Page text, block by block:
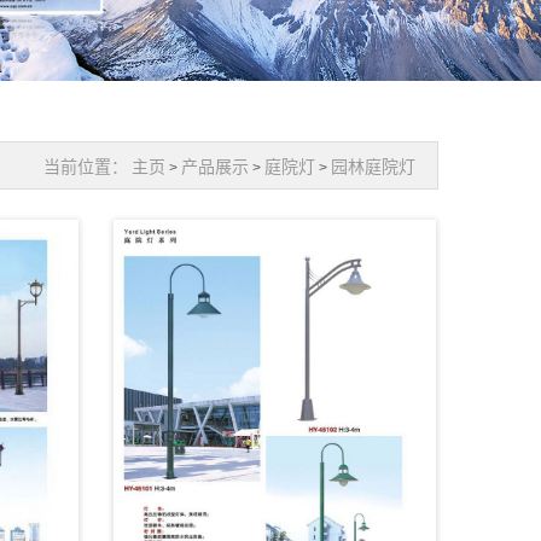
当前位置： 主页 > 产品展示 > 庭院灯 > 园林庭院灯